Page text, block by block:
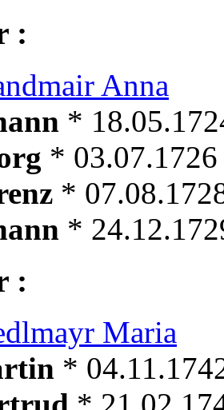
:
Anna
*
*
*
*
:
Maria
*